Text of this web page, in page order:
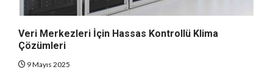
Veri Merkezleri İçin Hassas Kontrollü Klima
Çözümleri
9 Mayıs 2025